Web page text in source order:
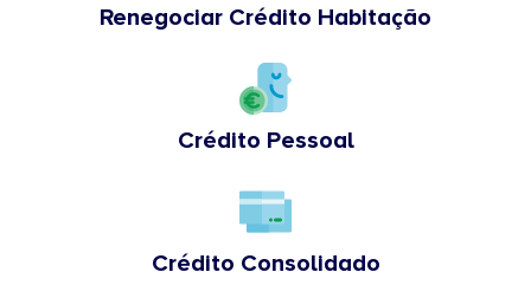
Renegociar Crédito Habitação
Crédito Pessoal
Crédito Consolidado